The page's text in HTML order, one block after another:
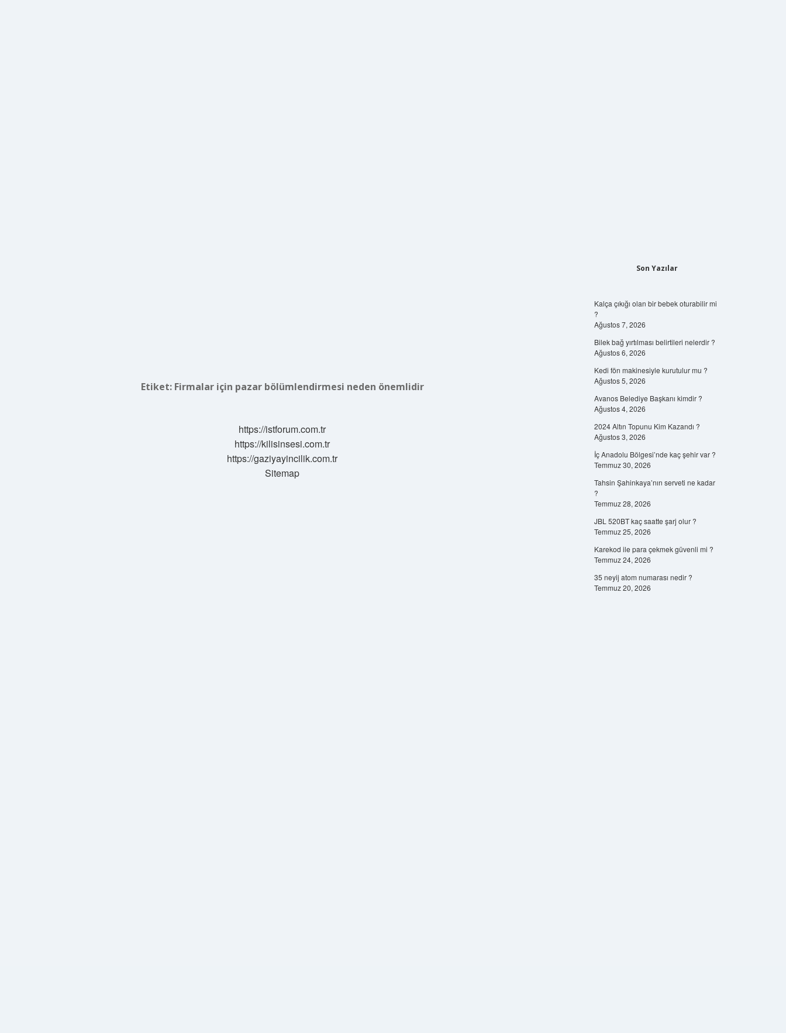
Etiket: Firmalar için pazar bölümlendirmesi neden önemlidir
https://istforum.com.tr
https://kilisinsesi.com.tr
https://gaziyayincilik.com.tr
Sitemap
Son Yazılar
Kalça çıkığı olan bir bebek oturabilir mi
?
Ağustos 7, 2026
Bilek bağ yırtılması belirtileri nelerdir ?
Ağustos 6, 2026
Kedi fön makinesiyle kurutulur mu ?
Ağustos 5, 2026
Avanos Belediye Başkanı kimdir ?
Ağustos 4, 2026
2024 Altın Topunu Kim Kazandı ?
Ağustos 3, 2026
İç Anadolu Bölgesi’nde kaç şehir var ?
Temmuz 30, 2026
Tahsin Şahinkaya’nın serveti ne kadar
?
Temmuz 28, 2026
JBL 520BT kaç saatte şarj olur ?
Temmuz 25, 2026
Karekod ile para çekmek güvenli mi ?
Temmuz 24, 2026
35 neyij atom numarası nedir ?
Temmuz 20, 2026